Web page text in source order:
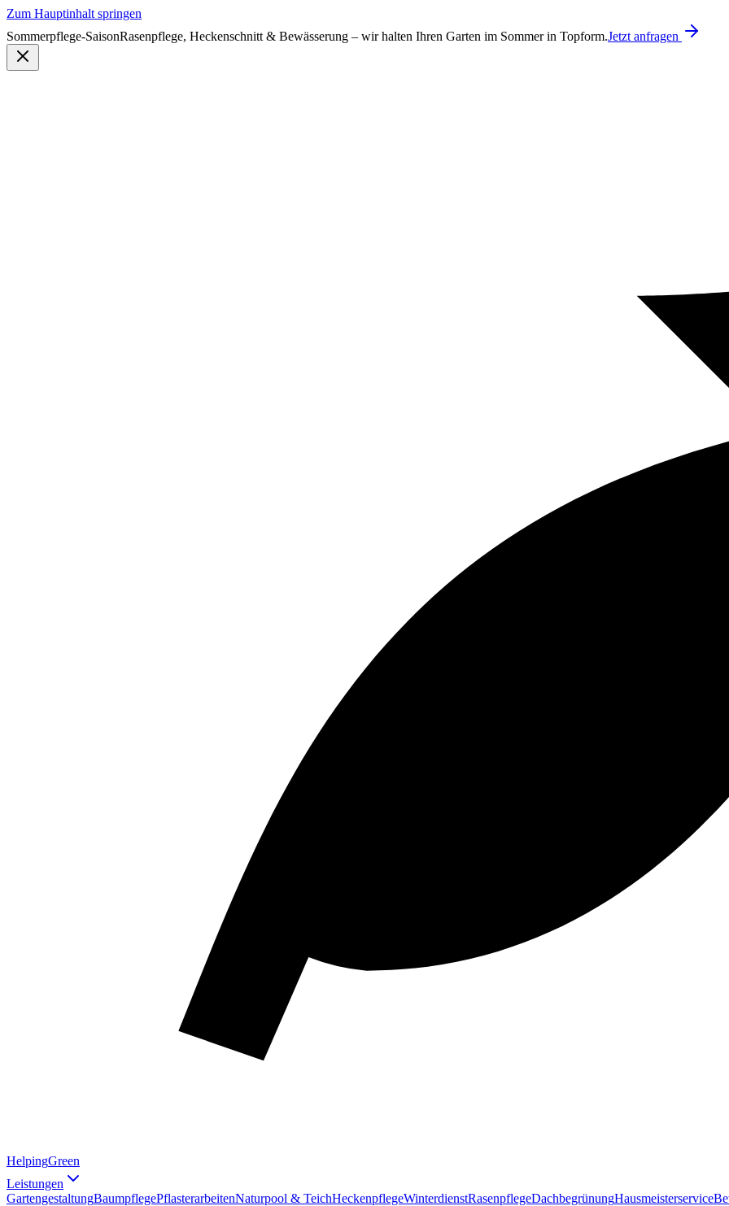
Zum Hauptinhalt springen
Sommerpflege-SaisonRasenpflege, Heckenschnitt & Bewässerung – wir halten Ihren Garten im Sommer in Topform.Jetzt anfragen
HelpingGreen
Leistungen
GartengestaltungBaumpflegePflasterarbeitenNaturpool & TeichHeckenpflegeWinterdienstRasenpflegeDachbegrünungHausmeisterservice